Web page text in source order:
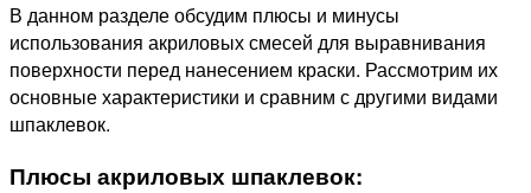
В данном разделе обсудим плюсы и минусы
использования акриловых смесей для выравнивания
поверхности перед нанесением краски. Рассмотрим их
основные характеристики и сравним с другими видами
шпаклевок.
Плюсы акриловых шпаклевок: